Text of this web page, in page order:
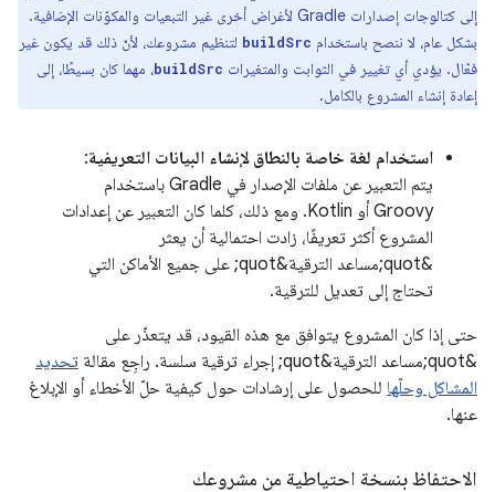
إلى كتالوجات إصدارات Gradle لأغراض أخرى غير التبعيات والمكوّنات الإضافية.
بشكل عام، لا ننصح باستخدام buildSrc لتنظيم مشروعك، لأنّ ذلك قد يكون غير
فعّال. يؤدي أي تغيير في الثوابت والمتغيرات buildSrc، مهما كان بسيطًا، إلى
إعادة إنشاء المشروع بالكامل.
استخدام لغة خاصة بالنطاق لإنشاء البيانات التعريفية:
يتم التعبير عن ملفات الإصدار في Gradle باستخدام
Groovy أو Kotlin. ومع ذلك، كلما كان التعبير عن إعدادات
المشروع أكثر تعريفًا، زادت احتمالية أن يعثر
&quot;مساعد الترقية&quot; على جميع الأماكن التي
تحتاج إلى تعديل للترقية.
حتى إذا كان المشروع يتوافق مع هذه القيود، قد يتعذّر على
&quot;مساعد الترقية&quot; إجراء ترقية سلسة. راجِع مقالة
تحديد
المشاكل وحلّها للحصول على إرشادات حول كيفية حلّ الأخطاء أو الإبلاغ
عنها.
الاحتفاظ بنسخة احتياطية من مشروعك